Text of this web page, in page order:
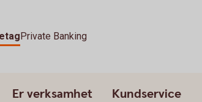
Private Banking
Er verksamhet Kundservice